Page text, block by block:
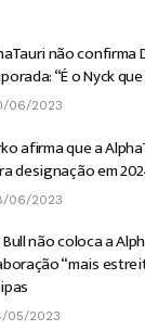
não confirma
“É o Nyck
06/2023
afirma que a
designação em
06/2023
Bull não coloca a
“mais
05/2023